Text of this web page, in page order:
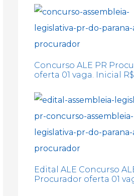
Concurso ALE PR
oferta 01 vaga. Inicial
Edital ALE Concurso
Procurador oferta 01